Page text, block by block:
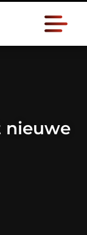
nieuwe